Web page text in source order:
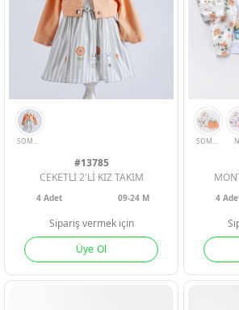
#13785
CEKETLİ 2'Lİ KIZ TAKIM
4Adet 09-24 M
Sipariş vermek için
Üye Ol
4